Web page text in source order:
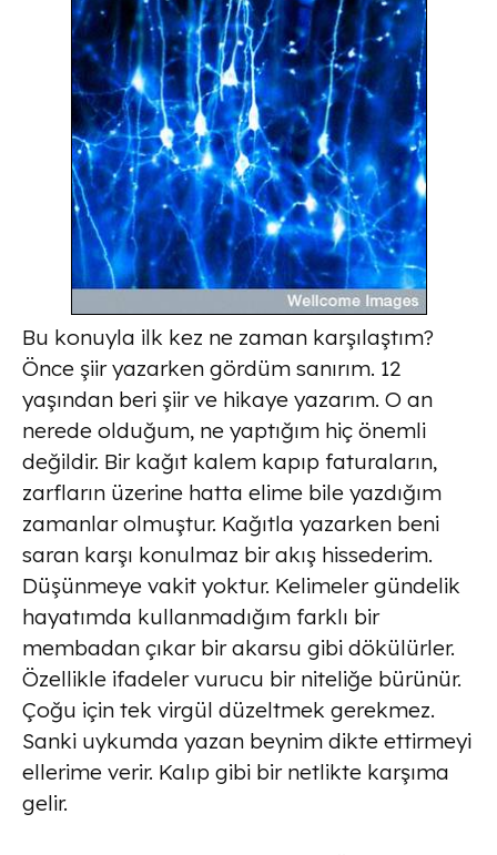
Bu konuyla ilk kez ne zaman karşılaştım?
Önce şiir yazarken gördüm sanırım. 12
yaşından beri şiir ve hikaye yazarım. O an
nerede olduğum, ne yaptığım hiç önemli
değildir. Bir kağıt kalem kapıp faturaların,
zarfların üzerine hatta elime bile yazdığım
zamanlar olmuştur. Kağıtla yazarken beni
saran karşı konulmaz bir akış hissederim.
Düşünmeye vakit yoktur. Kelimeler gündelik
hayatımda kullanmadığım farklı bir
membadan çıkar bir akarsu gibi dökülürler.
Özellikle ifadeler vurucu bir niteliğe bürünür.
Çoğu için tek virgül düzeltmek gerekmez.
Sanki uykumda yazan beynim dikte ettirmeyi
ellerime verir. Kalıp gibi bir netlikte karşıma
gelir.